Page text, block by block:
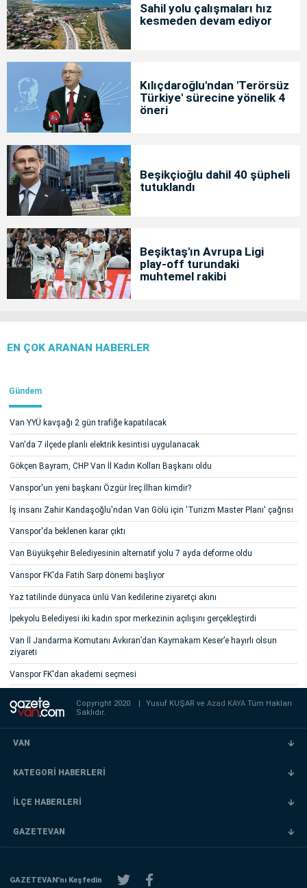
Sahil yolu çalışmaları hız
kesmeden devam ediyor
Kılıçdaroğlu'ndan 'Terörsüz
Türkiye' sürecine yönelik 4
öneri
Beşikçioğlu dahil 40 şüpheli
tutuklandı
Beşiktaş'ın Avrupa Ligi
play-off turundaki
muhtemel rakibi
EN ÇOK ARANAN HABERLER
Gündem
Van YYÜ kavşağı 2 gün trafiğe kapatılacak
Van'da 7 ilçede planlı elektrik kesintisi uygulanacak
Gökçen Bayram, CHP Van İl Kadın Kolları Başkanı oldu
Vanspor'un yeni başkanı Özgür İreç İlhan kimdir?
İş insanı Zahir Kandaşoğlu'ndan Van Gölü için 'Turizm Master Planı' çağrısı
Vanspor'da beklenen karar çıktı
Van Büyükşehir Belediyesinin alternatif yolu 7 ayda deforme oldu
Vanspor FK'da Fatih Sarp dönemi başlıyor
Yaz tatilinde dünyaca ünlü Van kedilerine ziyaretçi akını
İpekyolu Belediyesi iki kadın spor merkezinin açılışını gerçekleştirdi
Van İl Jandarma Komutanı Avkıran’dan Kaymakam Keser’e hayırlı olsun
ziyareti
Vanspor FK'dan akademi seçmesi
Copyright 2020 Yusuf KUŞAR veAzad KAYATüm Hakları
Saklıdır.
VAN
KATEGORİ HABERLERİ
İLÇE HABERLERİ
GAZETEVAN
GAZETEVAN'nı Keşfedin